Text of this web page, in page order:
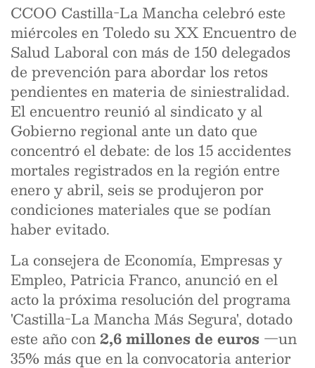
CCOO Castilla-La Mancha celebró este
miércoles en Toledo su XX Encuentro de
Salud Laboral con más de 150 delegados
de prevención para abordar los retos
pendientes en materia de siniestralidad.
El encuentro reunió al sindicato y al
Gobierno regional ante un dato que
concentró el debate: de los 15 accidentes
mortales registrados en la región entre
enero y abril, seis se produjeron por
condiciones materiales que se podían
haber evitado.
La consejera de Economía, Empresas y
Empleo, Patricia Franco, anunció en el
acto la próxima resolución del programa
'Castilla-La Mancha Más Segura', dotado
este año con2,6 millones de euros —un
35% más que en la convocatoria anterior